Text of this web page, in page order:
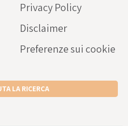
Privacy Policy
Disclaimer
Preferenze sui cookie
LA RICERCA